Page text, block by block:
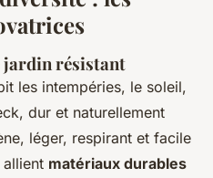
résistant
les intempéries, le soleil,
dur et naturellement
léger, respirant et facile
matériaux durables